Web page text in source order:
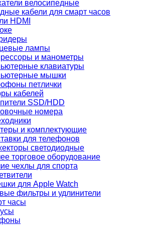
велосипедные
кабели для смарт часов
HDMI
лампы
и манометры
клавиатуры
мышки
петлички
кабелей
SSD/HDD
номера
и комплектующие
для телефонов
светодиодные
торговое оборудование
чехлы для спорта
для Apple Watch
фильтры и удлинители
часы